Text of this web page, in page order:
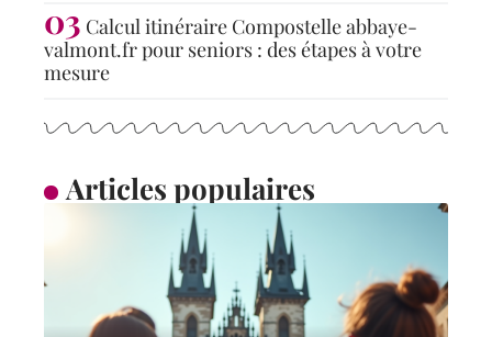
Calcul itinéraire Compostelle abbaye-
valmont.fr pour seniors : des étapes à votre
mesure
Articles populaires